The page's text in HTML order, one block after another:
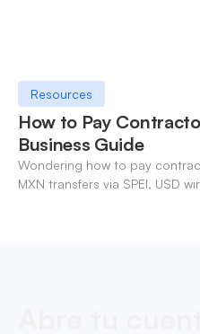
Resources
How to Pay
Business Guide
Wondering how to pay
MXN transfers via SPEI, USD